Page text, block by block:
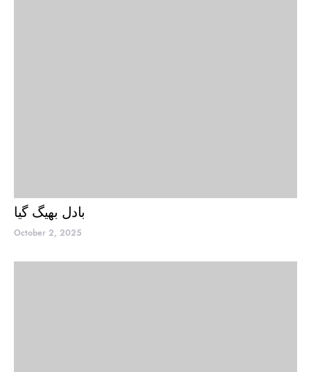
بادل بھیگ گیا
October 2, 2025